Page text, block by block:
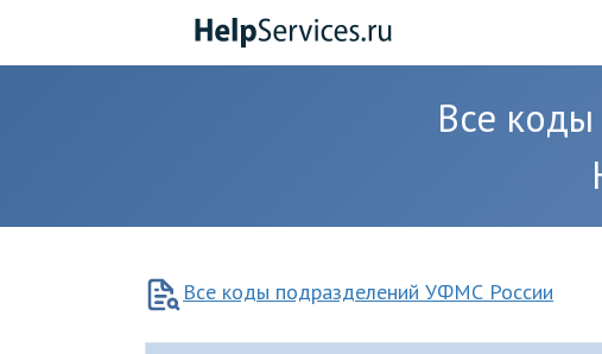
содержанию
Все
Все коды подразделений УФМС России